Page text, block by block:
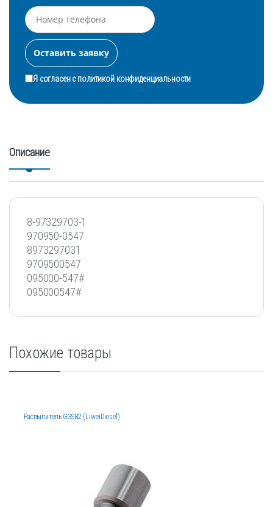
Я согласен сполитикой конфиденциальности
Описание
8-97329703-1
970950-0547
8973297031
9709500547
095000-547#
095000547#
Похожие товары
Распылитель G3S82 (LiweiDiesel)